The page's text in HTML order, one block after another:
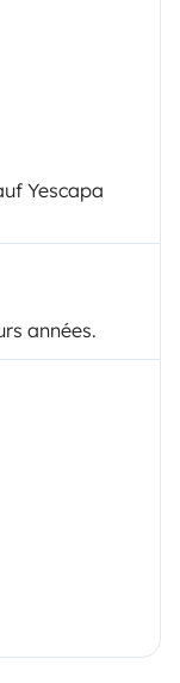
Yescapa
années.